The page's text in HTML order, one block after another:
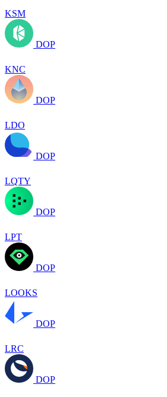
KSM
DOP
KNC
DOP
LDO
DOP
LQTY
DOP
LPT
DOP
LOOKS
DOP
LRC
DOP